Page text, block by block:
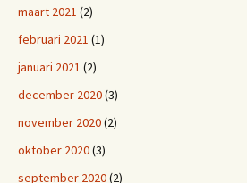
maart 2021 (2)
februari 2021 (1)
januari 2021 (2)
december 2020(3)
november 2020(2)
oktober 2020(3)
september 2020(2)